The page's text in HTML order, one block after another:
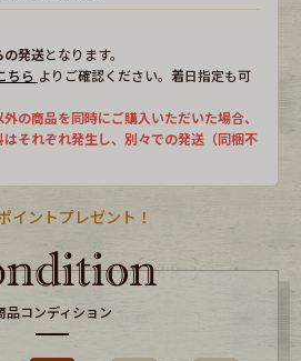
vintage bicycle
の発送となります。
ちら よりご確認ください。着日指定も可
の商品を同時にご購入いただいた場合、
それぞれ発生し、別々での発送（同梱不
イントプレゼント！
品コンディション